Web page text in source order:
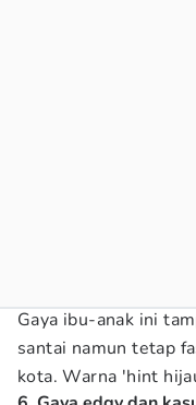
Gaya ibu-anak ini
santai namun tetap
kota. Warna 'hint